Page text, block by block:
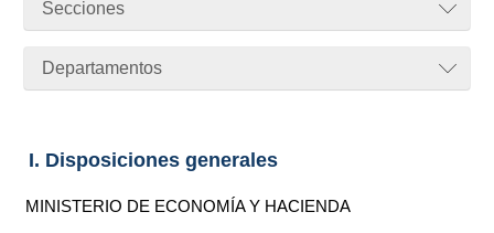
Secciones
Departamentos
I. Disposiciones generales
MINISTERIO DE ECONOMÍA Y HACIENDA